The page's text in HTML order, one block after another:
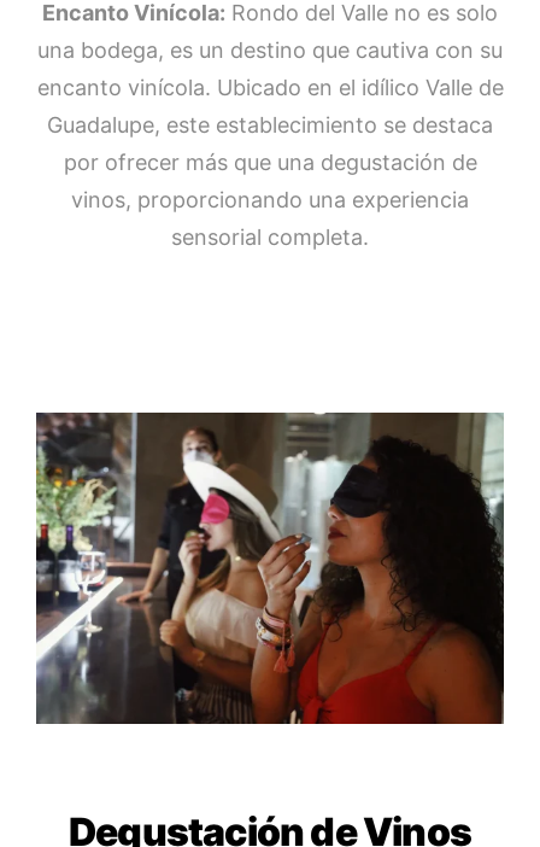
Encanto Vinícola: Rondo del Valle no es solo
una bodega, es un destino que cautiva con su
encanto vinícola. Ubicado en el idílico Valle de
Guadalupe, este establecimiento se destaca
por ofrecer más que una degustación de
vinos, proporcionando una experiencia
sensorial completa.
Degustación de Vinos